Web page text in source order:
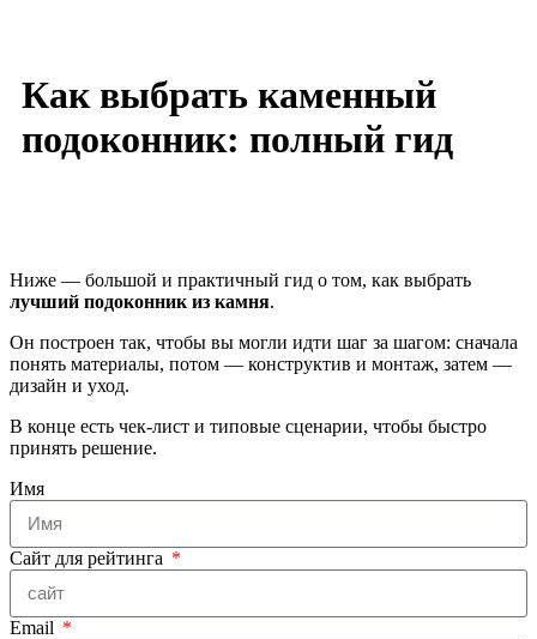
Как выбрать каменный
подоконник: полный гид
Ниже — большой и практичный гид о том, как выбрать
лучший подоконник из камня.
Он построен так, чтобы вы могли идти шаг за шагом: сначала
понять материалы, потом — конструктив и монтаж, затем —
дизайн и уход.
В конце есть чек-лист и типовые сценарии, чтобы быстро
принять решение.
Имя
Сайт для рейтинга
Email